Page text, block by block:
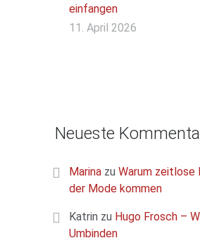
einfangen
11. April 2026
Neueste
Marina zu Warum zeitlose
der Mode kommen
Katrin zu Hugo Frosch –
Umbinden